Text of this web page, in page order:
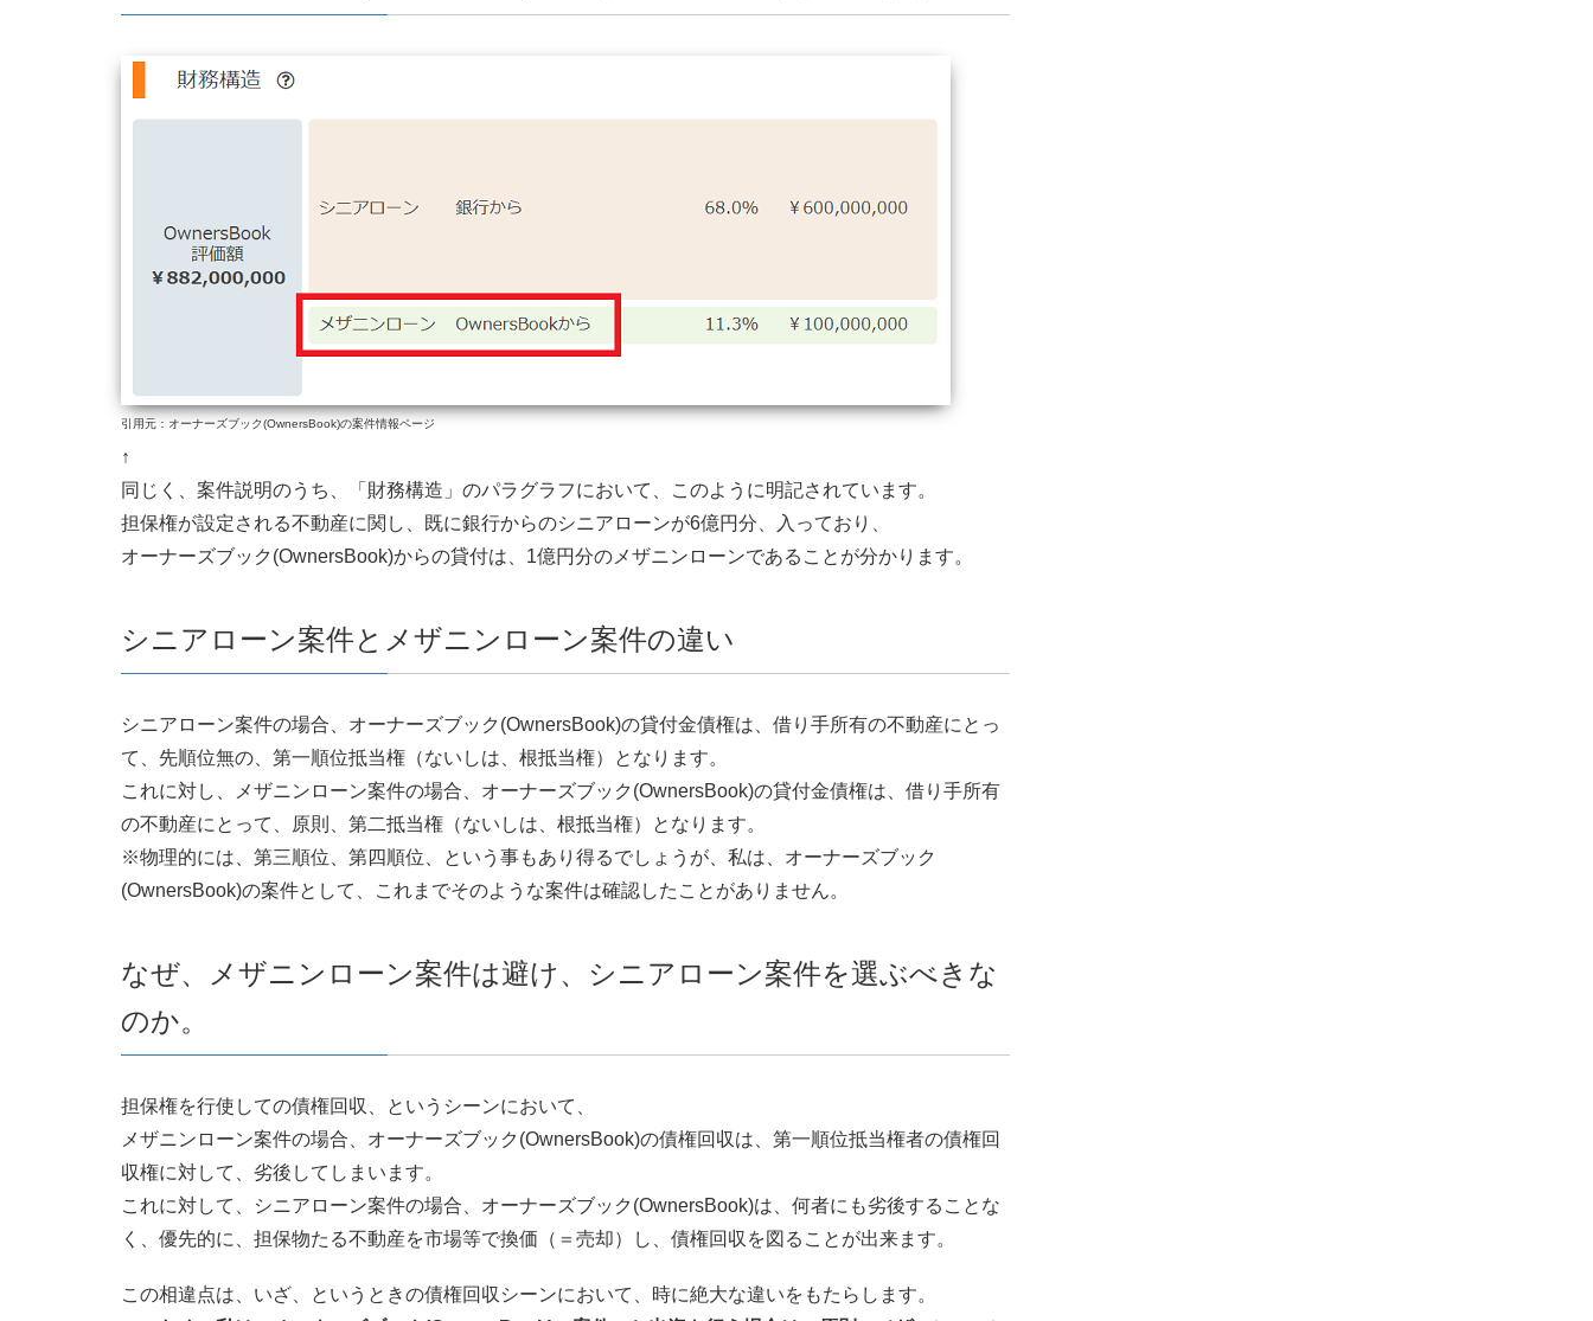
引用元：オーナーズブック(OwnersBook)の案件情報ページ
↑
同じく、案件説明のうち、「財務構造」のパラグラフにおいて、このように明記されています。
担保権が設定される不動産に関し、既に銀行からのシニアローンが6億円分、入っており、
オーナーズブック(OwnersBook)からの貸付は、1億円分のメザニンローンであることが分かります。
シニアローン案件とメザニンローン案件の違い
シニアローン案件の場合、オーナーズブック(OwnersBook)の貸付金債権は、借り手所有の不動産にとっ
て、先順位無の、第一順位抵当権（ないしは、根抵当権）となります。
これに対し、メザニンローン案件の場合、オーナーズブック(OwnersBook)の貸付金債権は、借り手所有
の不動産にとって、原則、第二抵当権（ないしは、根抵当権）となります。
※物理的には、第三順位、第四順位、という事もあり得るでしょうが、私は、オーナーズブック
(OwnersBook)の案件として、これまでそのような案件は確認したことがありません。
なぜ、メザニンローン案件は避け、シニアローン案件を選ぶべきな
のか。
担保権を行使しての債権回収、というシーンにおいて、
メザニンローン案件の場合、オーナーズブック(OwnersBook)の債権回収は、第一順位抵当権者の債権回
収権に対して、劣後してしまいます。
これに対して、シニアローン案件の場合、オーナーズブック(OwnersBook)は、何者にも劣後することな
く、優先的に、担保物たる不動産を市場等で換価（＝売却）し、債権回収を図ることが出来ます。
この相違点は、いざ、というときの債権回収シーンにおいて、時に絶大な違いをもたらします。